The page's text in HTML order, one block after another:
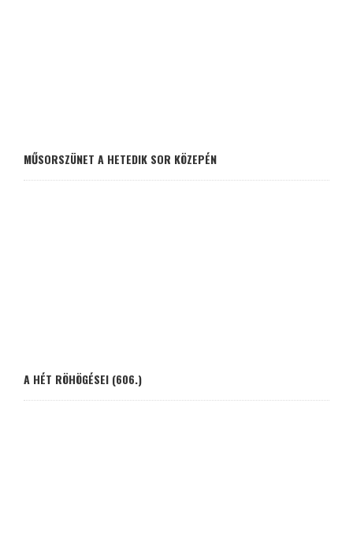
MŰSORSZÜNET A HETEDIK SOR KÖZEPÉN
A HÉT RÖHÖGÉSEI (606.)